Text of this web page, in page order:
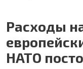
Расходы
НАТО